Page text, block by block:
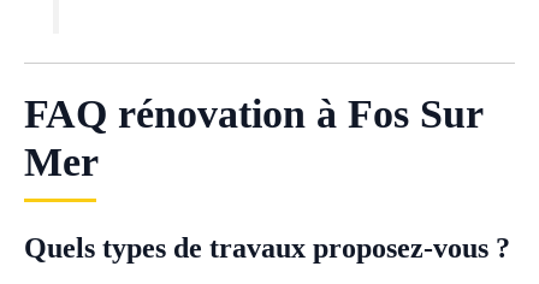
FAQ rénovation à Fos Sur
Mer
Quels types de travaux proposez-vous ?